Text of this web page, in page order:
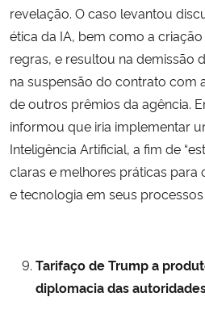
revelação. O caso levantou
ética da IA, bem como a
regras, e resultou na demissão
na suspensão do contrato com
de outros prêmios da agência.
informou que iria implementar
Inteligência Artificial, a fim de
claras e melhores práticas para
e tecnologia em seus processos
Tarifaço de Trump a
diplomacia das